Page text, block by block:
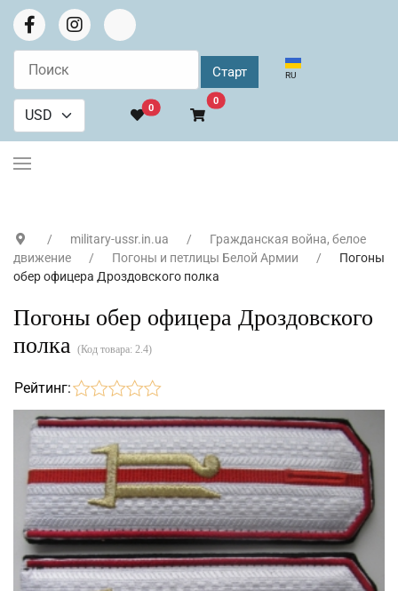
Выберите язык
RU
0
0В корзину
military-ussr.in.ua
Гражданская война, белое
движение
Погоны и петлицы Белой Армии
Погоны
обер офицера Дроздовcкого полка
Погоны обер офицера Дроздовcкого
полка (Код товара: 2.4)
Рейтинг: